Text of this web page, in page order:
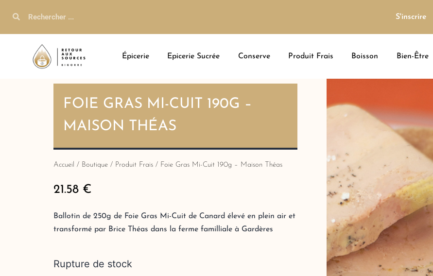
S'inscrire
Épicerie Epicerie Sucrée Conserve Produit Frais Boisson Bien-Être
FOIE GRAS MI-CUIT 190G –
MAISON THÉAS
Accueil / Boutique / Produit Frais / Foie Gras Mi-Cuit 190g – Maison Théas
21.58 €
Ballotin de 250g de Foie Gras Mi-Cuit de Canard élevé en plein air et
transformé par Brice Théas dans la ferme familliale à Gardères
Rupture de stock